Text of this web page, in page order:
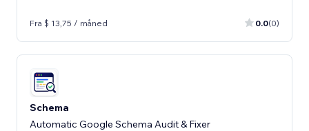
Fra $ 13,75 / måned 0.0(0)
Schema
Automatic Google Schema Audit & Fixer